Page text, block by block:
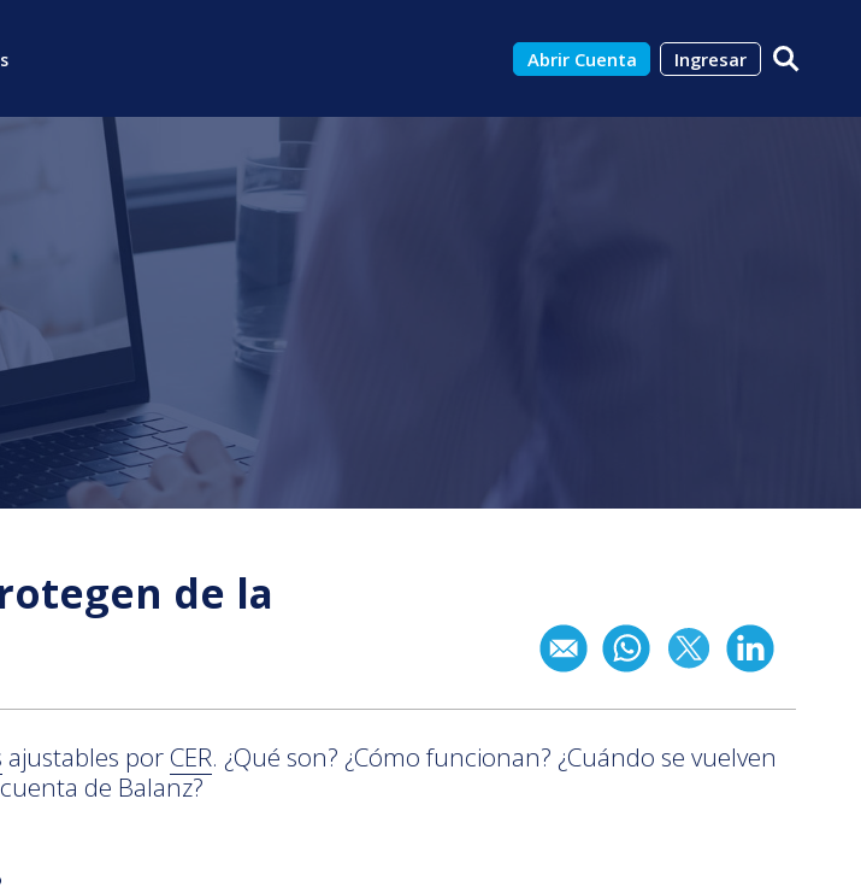
Abrir Cuenta Ingresar
de la
ajustables por CER. ¿Qué son? ¿Cómo funcionan? ¿Cuándo se vuelven
de Balanz?